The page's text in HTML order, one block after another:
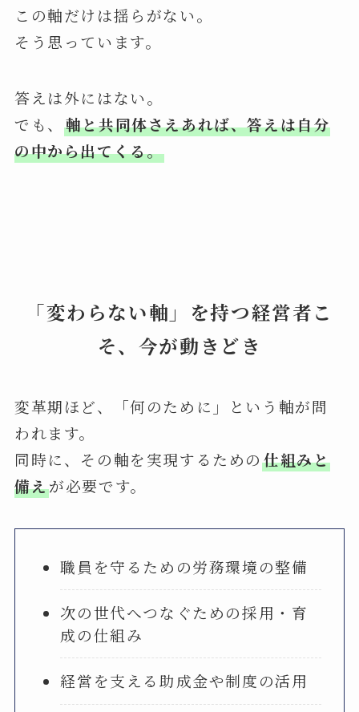
この軸だけは揺らがない。
そう思っています。
答えは外にはない。
でも、 軸と共同体さえあれば、答えは自分
の中から出てくる。
「変わらない軸」を持つ経営者こ
そ、今が動きどき
変革期ほど、「何のために」という軸が問
われます。
同時に、その軸を実現するための仕組みと
備えが必要です。
職員を守るための労務環境の整備
次の世代へつなぐための採用・育
成の仕組み
経営を支える助成金や制度の活用